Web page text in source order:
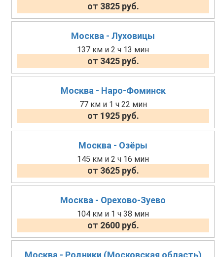
от 3825 руб.
Москва - Луховицы
137 км и 2 ч 13 мин
от 3425 руб.
Москва - Наро-Фоминск
77 км и 1 ч 22 мин
от 1925 руб.
Москва - Озёры
145 км и 2 ч 16 мин
от 3625 руб.
Москва - Орехово-Зуево
104 км и 1 ч 38 мин
от 2600 руб.
Москва - Родники (Московская область)